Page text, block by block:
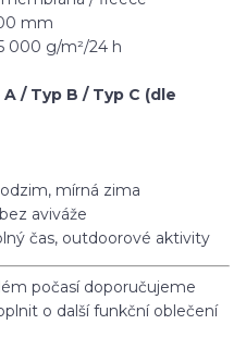
mm
000 g/m²/24 h
A / Typ B / Typ C (dle
mírná zima
aviváže
čas, outdoorové aktivity
počasí doporučujeme
o další funkční oblečení